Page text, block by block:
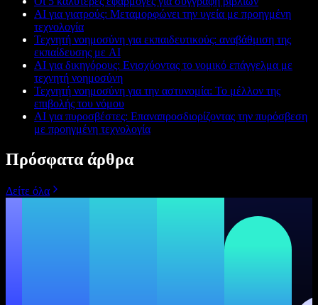
AI για γιατρούς: Μεταμορφώνει την υγεία με προηγμένη
τεχνολογία
Τεχνητή νοημοσύνη για εκπαιδευτικούς: αναβάθμιση της
εκπαίδευσης με AI
AI για δικηγόρους: Ενισχύοντας το νομικό επάγγελμα με
τεχνητή νοημοσύνη
Τεχνητή νοημοσύνη για την αστυνομία: Το μέλλον της
επιβολής του νόμου
AI για πυροσβέστες: Επαναπροσδιορίζοντας την πυρόσβεση
με προηγμένη τεχνολογία
Πρόσφατα άρθρα
Δείτε όλα